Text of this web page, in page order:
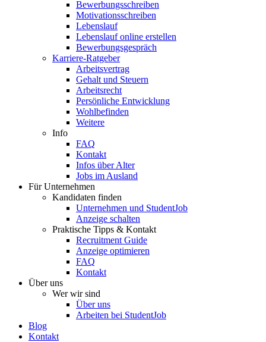
Bewerbungsschreiben
Motivationsschreiben
Lebenslauf
Lebenslauf online erstellen
Bewerbungsgespräch
Karriere-Ratgeber
Arbeitsvertrag
Gehalt und Steuern
Arbeitsrecht
Persönliche Entwicklung
Wohlbefinden
Weitere
Info
FAQ
Kontakt
Infos über Alter
Jobs im Ausland
Für Unternehmen
Kandidaten finden
Unternehmen und StudentJob
Anzeige schalten
Praktische Tipps & Kontakt
Recruitment Guide
Anzeige optimieren
FAQ
Kontakt
Über uns
Wer wir sind
Über uns
Arbeiten bei StudentJob
Blog
Kontakt